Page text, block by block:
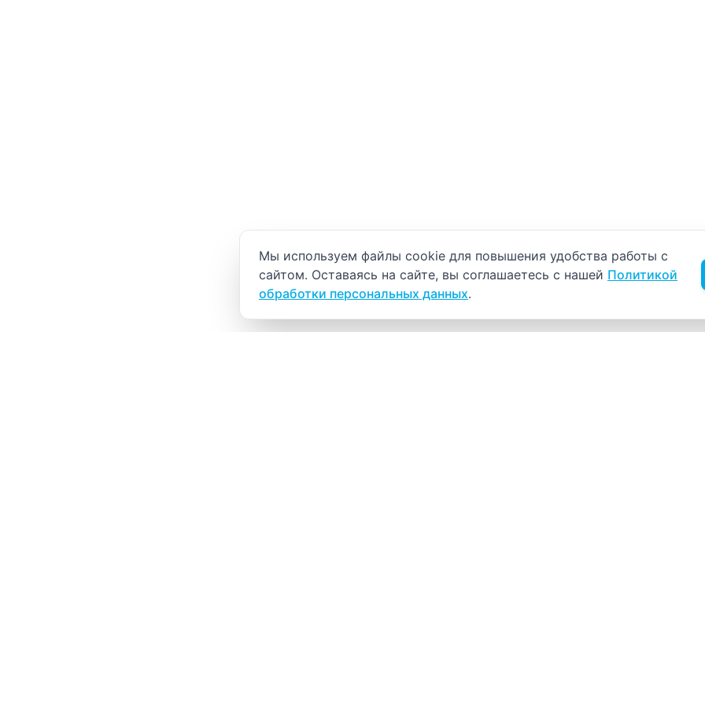
Уведомление об использовании cookie
Мы используем файлы cookie для повышения удобства работы с
сайтом. Оставаясь на сайте, вы соглашаетесь с нашей Политикой
обработки персональных данных.